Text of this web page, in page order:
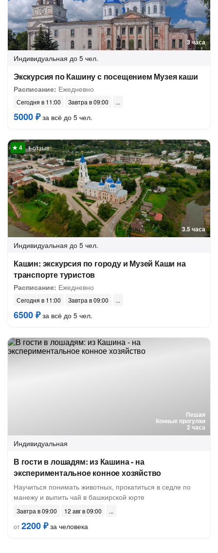
3 часа
Индивидуальная до 5 чел.
Экскурсия по Кашину с посещением Музея каши
Расписание: Ежедневно
Сегодня в 11:00 Завтра в 09:00
5000 ₽за всё до 5 чел.
3.5 часа
1 отзыв
Индивидуальная до 5 чел.
Кашин: экскурсия по городу и Музей Каши на
транспорте туристов
Расписание: Ежедневно
Сегодня в 11:00 Завтра в 09:00
6500 ₽за всё до 5 чел.
Пешая
Конные прогулки
2 часа
Индивидуальная
В гости в лошадям: из Кашина - на
экспериментальное конное хозяйство
Научиться понимать животных, прокатиться в седле по
манежу и выпить чай в башкирской юрте
Завтра в 09:00
12 авг в 09:00
от2200 ₽за человека